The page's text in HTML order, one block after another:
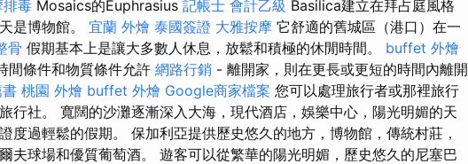
排毒 Mosaics的Euphrasius 記帳士 會計乙級 Basilica建立在拜占庭風格
是博物館。 宜蘭 外燴 泰國簽證 大雅按摩 它舒適的舊城區（港口）在一
骨 假期基本上是讓大多數人休息，放鬆和積極的休閒時間。 buffet 外燴
間條件和物質條件允許 網路行銷 - 離開家，則在更長或更短的時間內離開
桃園 外燴 buffet 外燴 Google商家檔案 您可以處理旅行者或那裡旅行
行社。 寬闊的沙灘逐漸深入大海，現代酒店，娛樂中心，陽光明媚的天
度過輕鬆的假期。 保加利亞提供歷史悠久的地方，博物館，傳統村莊，
夫球場和優質葡萄酒。 遊客可以從繁華的陽光明媚，歷史悠久的尼塞巴